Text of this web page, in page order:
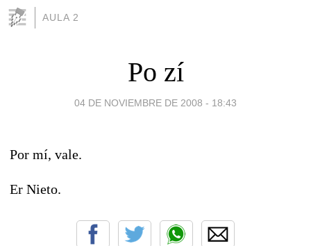
AULA 2
Po zí
04 DE NOVIEMBRE DE 2008 - 18:43
Por mí, vale.
Er Nieto.